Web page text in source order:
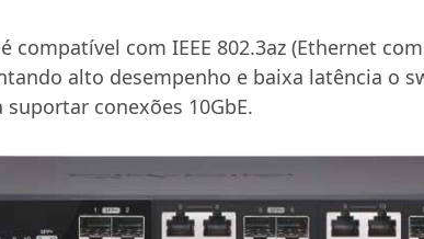
é compatível com IEEE 802.3az (Ethernet
alto desempenho e baixa latência o
conexões 10GbE.